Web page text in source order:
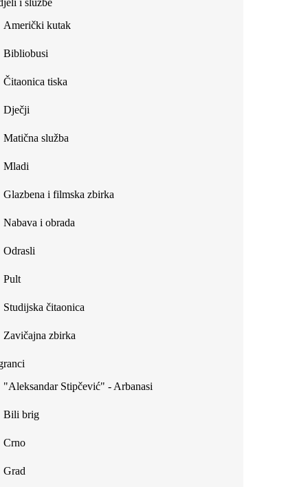
external)
i službe
Američki kutak
Bibliobusi
Čitaonica tiska
Dječji
Matična služba
Mladi
Glazbena i filmska zbirka
Nabava i obrada
Odrasli
Pult
Studijska čitaonica
Zavičajna zbirka
"Aleksandar Stipčević" - Arbanasi
Bili brig
Crno
Grad